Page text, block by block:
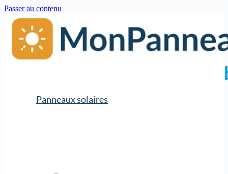
Passer au contenu
Panneaux solaires